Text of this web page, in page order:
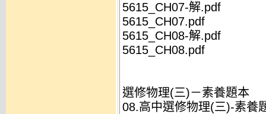
5615_CH07-解.pdf
5615_CH07.pdf
5615_CH08-解.pdf
5615_CH08.pdf
選修物理(三)－素養題本
08.高中選修物理(三)-素養